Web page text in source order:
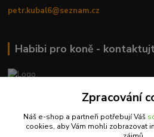
petr.kubal6@seznam.cz
Habibi pro koně -
MVDr. Romana Babáková
+420 733 326 168
info@habibiprokone.cz
Zpracování
Náš e-shop a partneři potřebují Váš
cookies, aby Vám mohli zobrazovat